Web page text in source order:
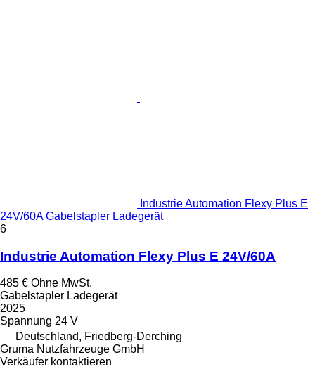
Industrie Automation Flexy Plus E
24V/60A Gabelstapler Ladegerät
6
Industrie Automation Flexy Plus E 24V/60A
485 € Ohne MwSt.
Gabelstapler Ladegerät
2025
Spannung 24 V
Deutschland, Friedberg-Derching
Gruma Nutzfahrzeuge GmbH
Verkäufer kontaktieren